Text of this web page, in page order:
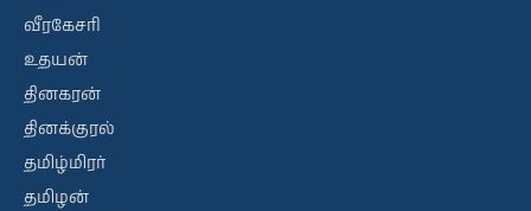
வீரகேசரி
உதயன்
தினகரன்
தினக்குரல்
தமிழ்மிரர்
தமிழன்